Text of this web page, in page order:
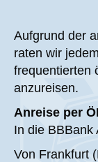
Aufgrund der
raten wir
frequentierten
anzureisen.
Anreise per
In die BBBank
Von Frankfurt